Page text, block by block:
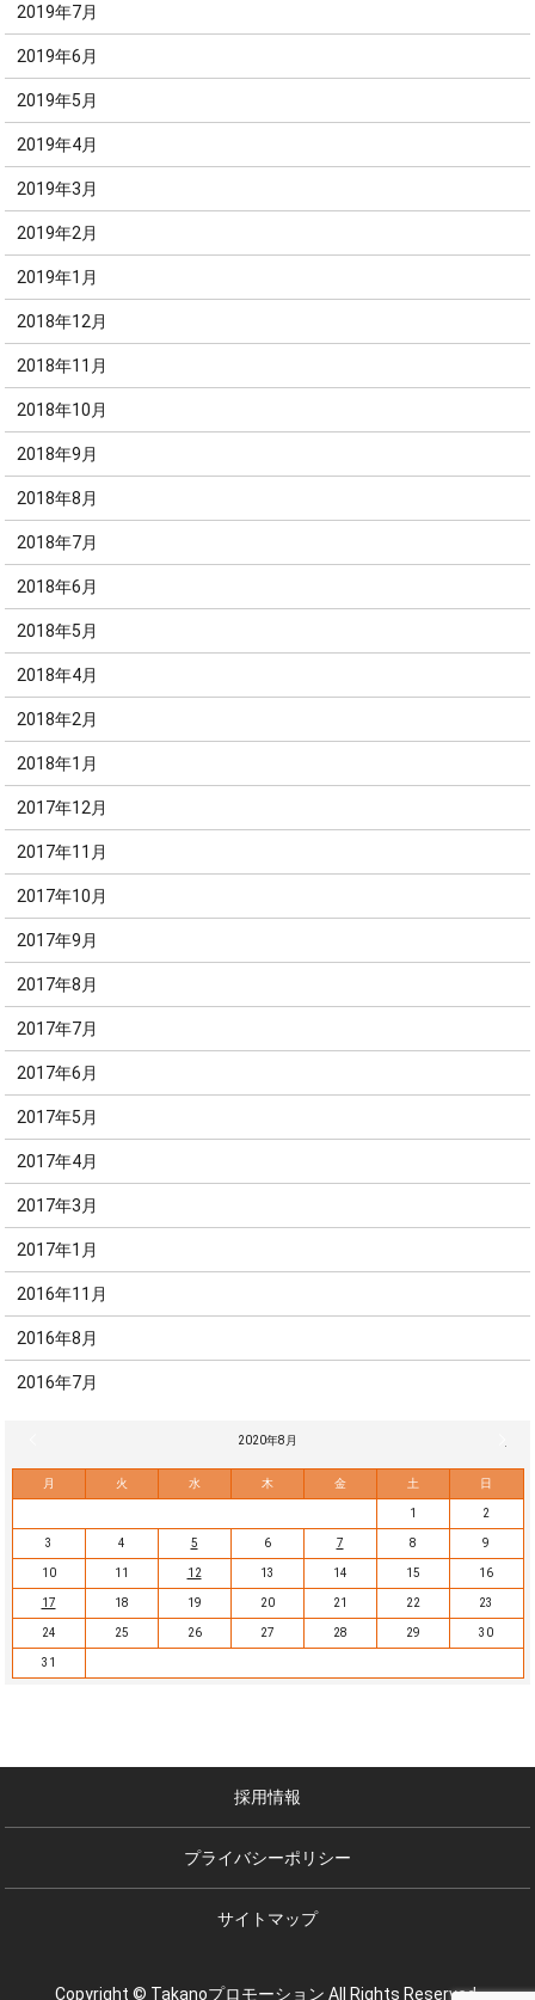
2019年7月
2019年6月
2019年5月
2019年4月
2019年3月
2019年2月
2019年1月
2018年12月
2018年11月
2018年10月
2018年9月
2018年8月
2018年7月
2018年6月
2018年5月
2018年4月
2018年2月
2018年1月
2017年12月
2017年11月
2017年10月
2017年9月
2017年8月
2017年7月
2017年6月
2017年5月
2017年4月
2017年3月
2017年1月
2016年11月
2016年8月
2016年7月
2020年8月
月 火 水 木 金 土 日
1 2
3 4 5 6 7 8 9
10 11 12 13 14 15 16
17 18 19 20 21 22 23
24 25 26 27 28 29 30
31
採用情報
プライバシーポリシー
サイトマップ
Copyright © Takanoプロモーション All Rights Reserved.